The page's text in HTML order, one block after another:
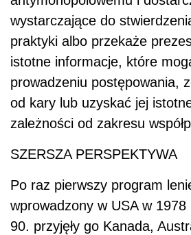
wystarczające do
praktyki albo przekaże
istotne informacje, które
prowadzeniu postępowania,
od kary lub uzyskać jej
zależności od zakresu
SZERSZA PERSPEKTYWA
Po raz pierwszy program
wprowadzony w USA w
90. przyjęły go Kanada,